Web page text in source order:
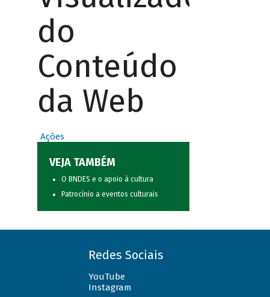
do
Conteúdo
da Web
Ações
VEJA TAMBÉM
O BNDES e o apoio à cultura
Patrocínio a eventos culturais
Redes Sociais
YouTube
Instagram